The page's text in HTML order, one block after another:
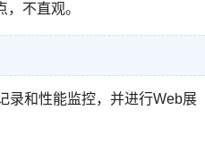
不直观。
录和性能监控，并进行Web展